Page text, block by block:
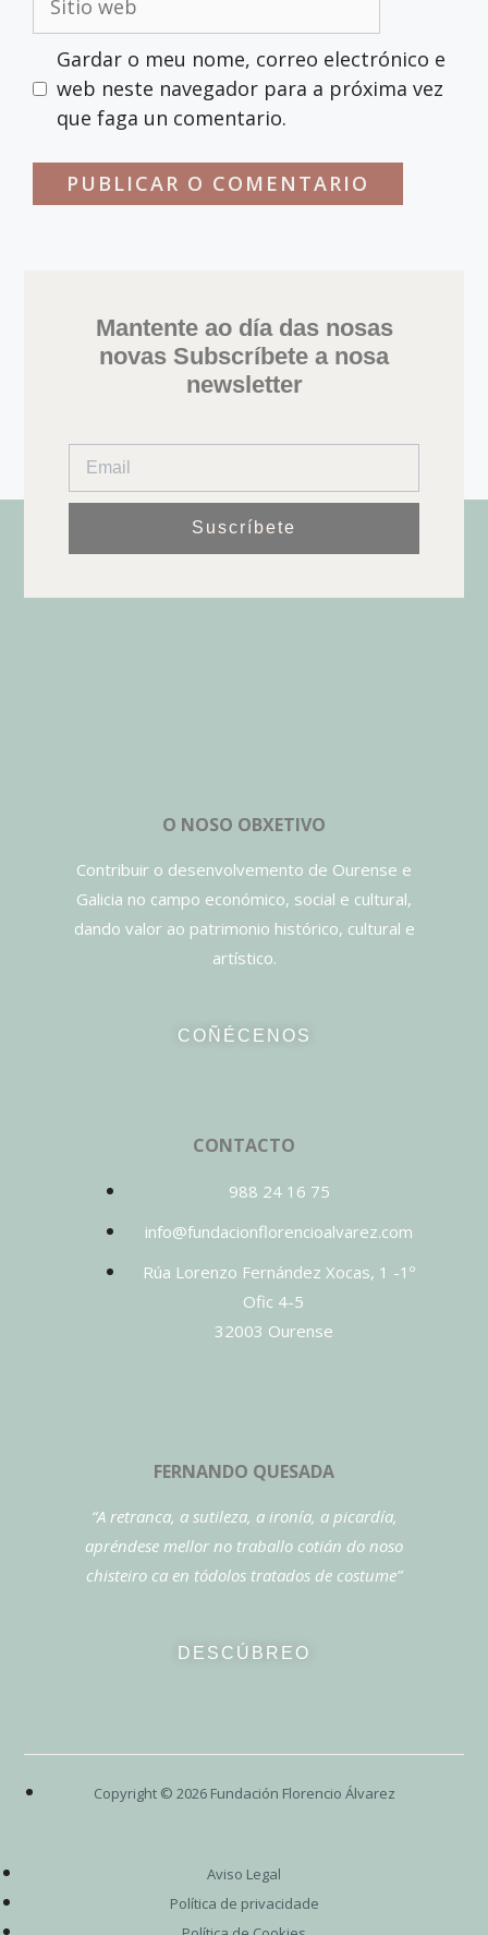
Gardar o meu nome, correo electrónico e
web neste navegador para a próxima vez
que faga un comentario.
Mantente ao día das nosas
novas Subscríbete a nosa
newsletter
Suscríbete
O NOSO OBXETIVO
Contribuir o desenvolvemento de Ourense e
Galicia no campo económico, social e cultural,
dando valor ao patrimonio histórico, cultural e
artístico.
COÑÉCENOS
CONTACTO
988 24 16 75
info@fundacionflorencioalvarez.com
Rúa Lorenzo Fernández Xocas, 1 -1º
Ofic 4-5
32003 Ourense
FERNANDO QUESADA
“A retranca, a sutileza, a ironía, a picardía,
apréndese mellor no traballo cotián do noso
chisteiro ca en tódolos tratados de costume”
DESCÚBREO
Copyright © 2026Fundación Florencio Álvarez
Aviso Legal
Política de privacidade